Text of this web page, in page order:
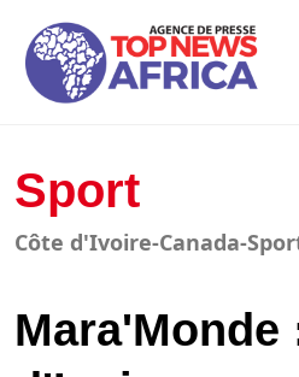
Sport
Côte d'Ivoire-Canada-
Mara'Monde